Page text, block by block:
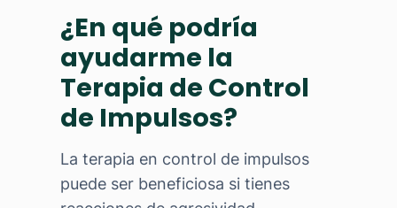
¿En qué podría
ayudarme la
Terapia de Control
de Impulsos?
La terapia en control de impulsos
puede ser beneficiosa si tienes